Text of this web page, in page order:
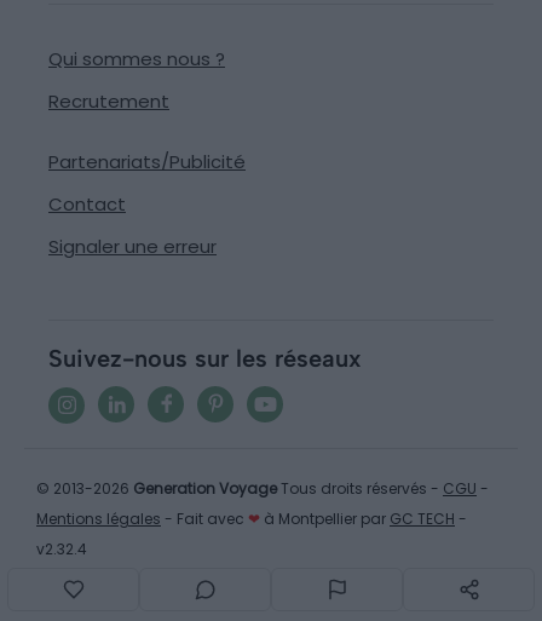
Qui sommes nous ?
Recrutement
Partenariats/Publicité
Contact
Signaler une erreur
Suivez-nous sur les réseaux
© 2013-2026 Generation VoyageTous droits réservés - CGU -
Mentions légales - Fait avec ❤ à Montpellier par GC TECH -
v2.32.4